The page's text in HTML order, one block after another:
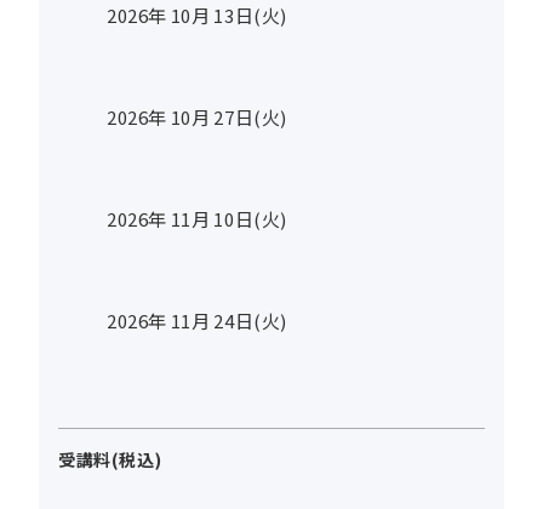
2026年 10月 13日(火)
2026年 10月 27日(火)
2026年 11月 10日(火)
2026年 11月 24日(火)
受講料(税込)